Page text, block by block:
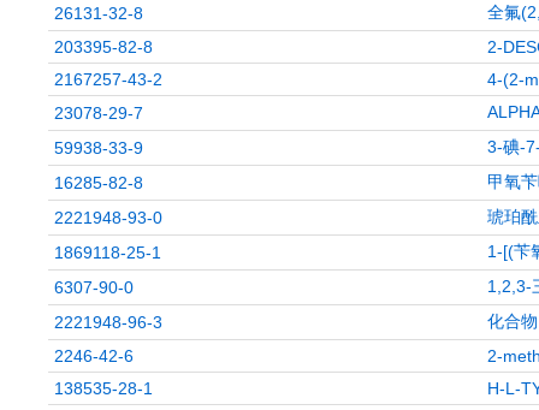
26131-32-8
全氟
203395-82-8
2-
2167257-43-2
4-(2-
23078-29-7
59938-33-9
3-碘-
16285-82-8
甲氧
2221948-93-0
琥珀
1869118-25-1
1-[(苄
6307-90-0
1,2,3-
2221948-96-3
化合
2246-42-6
2-
138535-28-1
H-L-